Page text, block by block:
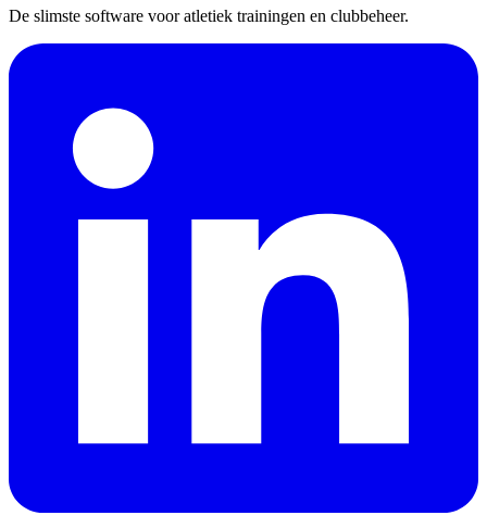
De slimste software voor atletiek trainingen en clubbeheer.